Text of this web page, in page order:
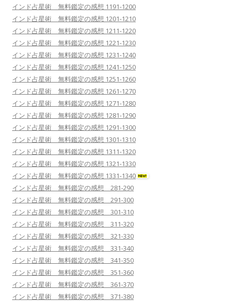
インド占星術 無料鑑定の感想 1191-1200
インド占星術 無料鑑定の感想 1201-1210
インド占星術 無料鑑定の感想 1211-1220
インド占星術 無料鑑定の感想 1221-1230
インド占星術 無料鑑定の感想 1231-1240
インド占星術 無料鑑定の感想 1241-1250
インド占星術 無料鑑定の感想 1251-1260
インド占星術 無料鑑定の感想 1261-1270
インド占星術 無料鑑定の感想 1271-1280
インド占星術 無料鑑定の感想 1281-1290
インド占星術 無料鑑定の感想 1291-1300
インド占星術 無料鑑定の感想 1301-1310
インド占星術 無料鑑定の感想 1311-1320
インド占星術 無料鑑定の感想 1321-1330
インド占星術 無料鑑定の感想 1331-1340
インド占星術 無料鑑定の感想 281-290
インド占星術 無料鑑定の感想 291-300
インド占星術 無料鑑定の感想 301-310
インド占星術 無料鑑定の感想 311-320
インド占星術 無料鑑定の感想 321-330
インド占星術 無料鑑定の感想 331-340
インド占星術 無料鑑定の感想 341-350
インド占星術 無料鑑定の感想 351-360
インド占星術 無料鑑定の感想 361-370
インド占星術 無料鑑定の感想 371-380